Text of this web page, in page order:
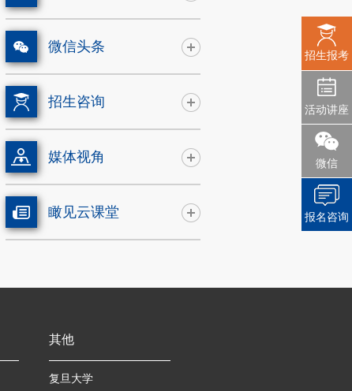
微信头条
招生咨询
媒体视角
瞰见云课堂
其他
复旦大学
招生报考
活动讲座
微信
报名咨询